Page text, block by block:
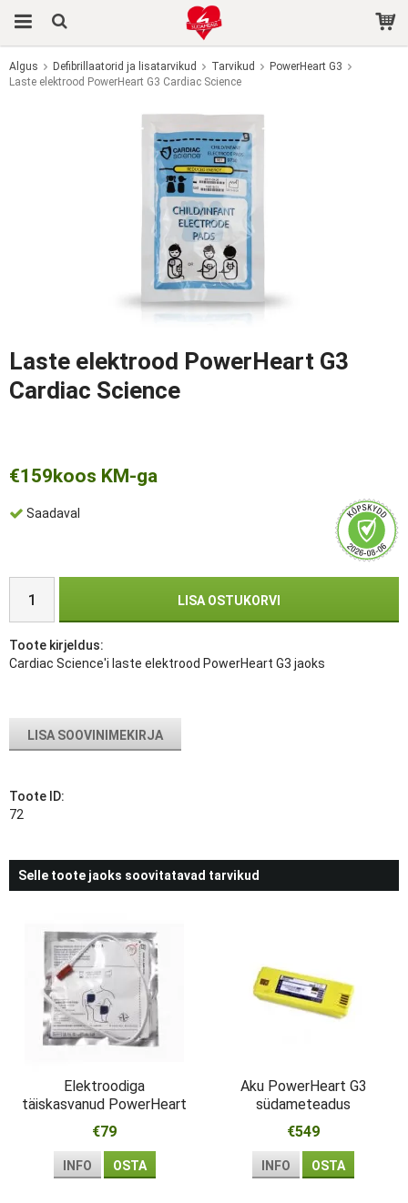
Toode on ostukorvi lisatud.
Algus Defibrillaatorid ja lisatarvikud Tarvikud
PowerHeart G3
Laste elektrood PowerHeart G3 Cardiac Science
Laste elektrood PowerHeart G3
Cardiac Science
€159koos KM-ga
Saadaval
LISA OSTUKORVI
Toote kirjeldus:
Cardiac Science'i laste elektrood PowerHeart G3 jaoks
LISA SOOVINIMEKIRJA
Toote ID:
72
Selle toote jaoks soovitatavad tarvikud
Elektroodiga
täiskasvanud PowerHeart
G3 südameteadus
€79
INFO OSTA
Aku PowerHeart G3
südameteadus
€549
INFO OSTA